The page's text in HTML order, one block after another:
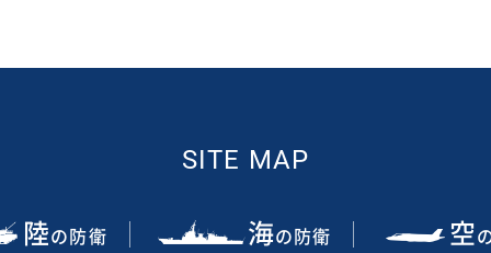
SITE MAP
陸の防衛 海の防衛 空